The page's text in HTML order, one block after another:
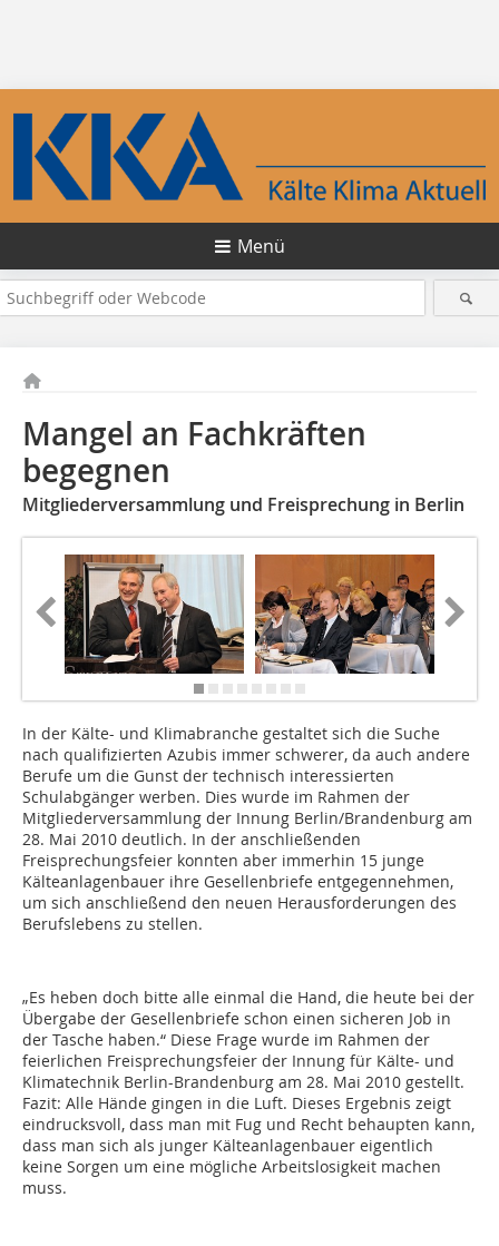
Menü
Mangel an Fachkräften
begegnen
Mitgliederversammlung und Freisprechung in Berlin
In der Kälte- und Klimabranche gestaltet sich die Suche
nach qualifizierten Azubis immer schwerer, da auch andere
Berufe um die Gunst der technisch interessierten
Schulabgänger werben. Dies wurde im Rahmen der
Mitgliederversammlung der Innung Berlin/Brandenburg am
28. Mai 2010 deutlich. In der anschließenden
Freisprechungsfeier konnten aber immerhin 15 junge
Kälteanlagenbauer ihre Gesellenbriefe entgegennehmen,
um sich anschließend den neuen Herausforderungen des
Berufslebens zu stellen.
„Es heben doch bitte alle einmal die Hand, die heute bei der
Übergabe der Gesellenbriefe schon einen sicheren Job in
der Tasche haben.“ Diese Frage wurde im Rahmen der
feierlichen Freisprechungsfeier der Innung für Kälte- und
Klimatechnik Berlin-Brandenburg am 28. Mai 2010 gestellt.
Fazit: Alle Hände gingen in die Luft. Dieses Ergebnis zeigt
eindrucksvoll, dass man mit Fug und Recht behaupten kann,
dass man sich als junger Kälteanlagenbauer eigentlich
keine Sorgen um eine mögliche Arbeitslosigkeit machen
muss.